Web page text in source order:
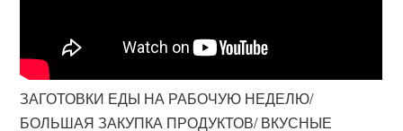
ЗАГОТОВКИ ЕДЫ НА РАБОЧУЮ НЕДЕЛЮ/
БОЛЬШАЯ ЗАКУПКА ПРОДУКТОВ/ ВКУСНЫЕ